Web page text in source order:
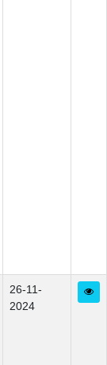
26-11-
2024